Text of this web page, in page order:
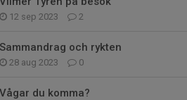
12 sep 2023 2
Sammandrag och rykten
28 aug 2023 0
Vågar du komma?